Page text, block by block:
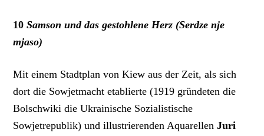
10 Samson und das gestohlene Herz (Serdze nje
mjaso)
Mit einem Stadtplan von Kiew aus der Zeit, als sich
dort die Sowjetmacht etablierte (1919 gründeten die
Bolschwiki die Ukrainische Sozialistische
Sowjetrepublik) und illustrierenden AquarellenJuri